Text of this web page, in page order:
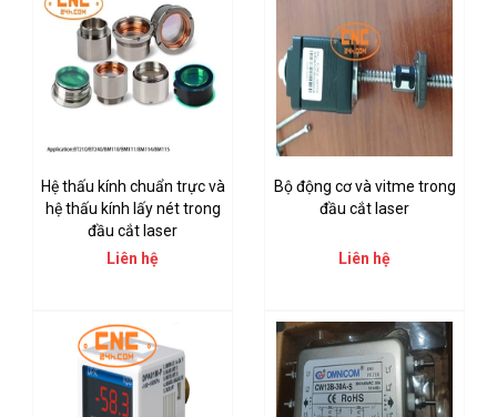
Hệ thấu kính chuẩn trực và
hệ thấu kính lấy nét trong
đầu cắt laser
Liên hệ
Bộ động cơ và vitme trong
đầu cắt laser
Liên hệ